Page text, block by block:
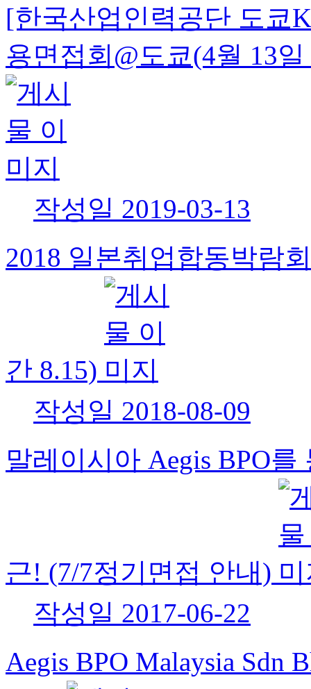
[한국산업인력공단 도쿄
용면접회@도쿄(4월 13
작성일 2019-03-13
2018 일본취업합동박람
간 8.15)
작성일 2018-08-09
말레이시아 Aegis BPO
근! (7/7정기면접 안내)
작성일 2017-06-22
Aegis BPO Malaysia Sdn